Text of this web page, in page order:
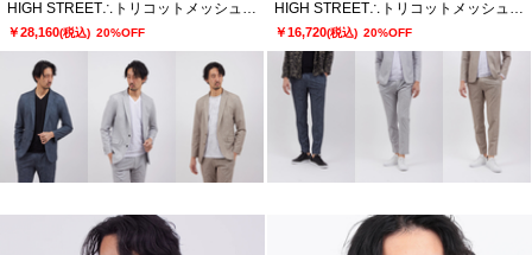
￥28,160(税込) 20%OFF ￥16,720(税込) 20%OFF